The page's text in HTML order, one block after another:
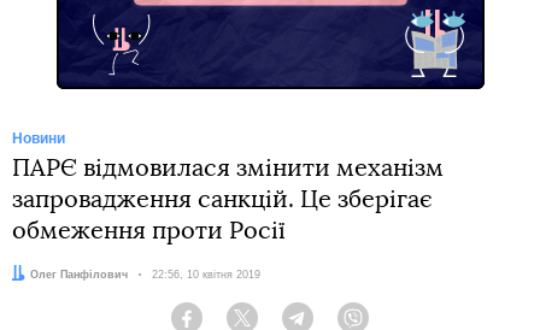
Новини
ПАРЄ відмовилася змінити механізм
запровадження санкцій. Це зберігає
обмеження проти Росії
Автор:
Олег Панфілович Дата:
22:56, 10 квітня 2019
Facebook Twitter Telegram